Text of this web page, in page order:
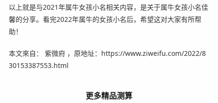
以上就是与2021年属牛女孩小名相关内容，是关于属牛女孩小名佳
馨的分享。看完2022年属牛的女孩小名后，希望这对大家有所帮
助！
本文來自： 紫微府 ，原地址：https://www.ziweifu.com/2022/8
30153387553.html
更多精品测算